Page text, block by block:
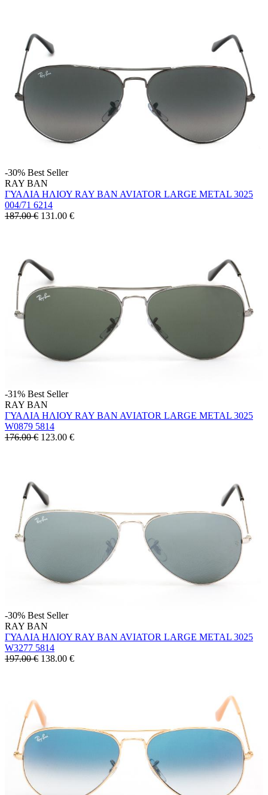
-30% Best Seller
RAY BAN
ΓΥΑΛΙΑ ΗΛΙΟΥ RAY BAN AVIATOR LARGE METAL 3025
004/71 6214
187.00 € 131.00 €
-31% Best Seller
RAY BAN
ΓΥΑΛΙΑ ΗΛΙΟΥ RAY BAN AVIATOR LARGE METAL 3025
W0879 5814
176.00 € 123.00 €
-30% Best Seller
RAY BAN
ΓΥΑΛΙΑ ΗΛΙΟΥ RAY BAN AVIATOR LARGE METAL 3025
W3277 5814
197.00 € 138.00 €